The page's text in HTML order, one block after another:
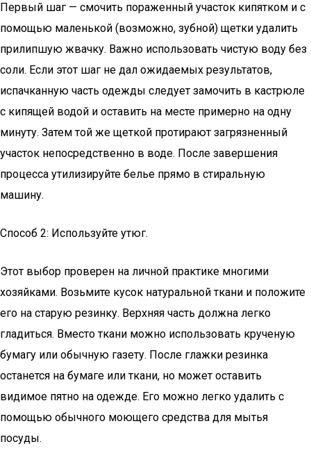
Первый шаг — смочить пораженный участок кипятком и с
помощью маленькой (возможно, зубной) щетки удалить
прилипшую жвачку. Важно использовать чистую воду без
соли. Если этот шаг не дал ожидаемых результатов,
испачканную часть одежды следует замочить в кастрюле
с кипящей водой и оставить на месте примерно на одну
минуту. Затем той же щеткой протирают загрязненный
участок непосредственно в воде. После завершения
процесса утилизируйте белье прямо в стиральную
машину.
Способ 2: Используйте утюг.
Этот выбор проверен на личной практике многими
хозяйками. Возьмите кусок натуральной ткани и положите
его на старую резинку. Верхняя часть должна легко
гладиться. Вместо ткани можно использовать крученую
бумагу или обычную газету. После глажки резинка
останется на бумаге или ткани, но может оставить
видимое пятно на одежде. Его можно легко удалить с
помощью обычного моющего средства для мытья
посуды.